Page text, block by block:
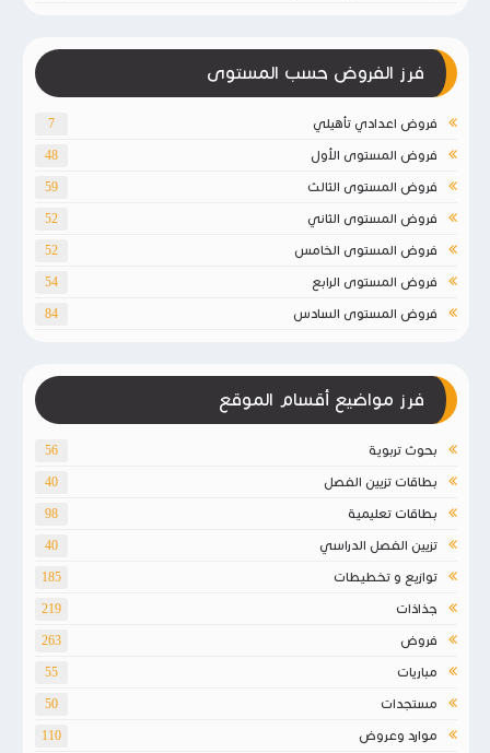
فرز الفروض حسب المستوى
فروض اعدادي تأهيلي 7
فروض المستوى الأول 48
فروض المستوى الثالث 59
فروض المستوى الثاني 52
فروض المستوى الخامس 52
فروض المستوى الرابع 54
فروض المستوى السادس 84
فرز مواضيع أقسام الموقع
بحوث تربوية 56
بطاقات تزيين الفصل 40
بطاقات تعليمية 98
تزيين الفصل الدراسي 40
توازيع و تخطيطات 185
جذاذات 219
فروض 263
مباريات 55
مستجدات 50
موارد وعروض 110